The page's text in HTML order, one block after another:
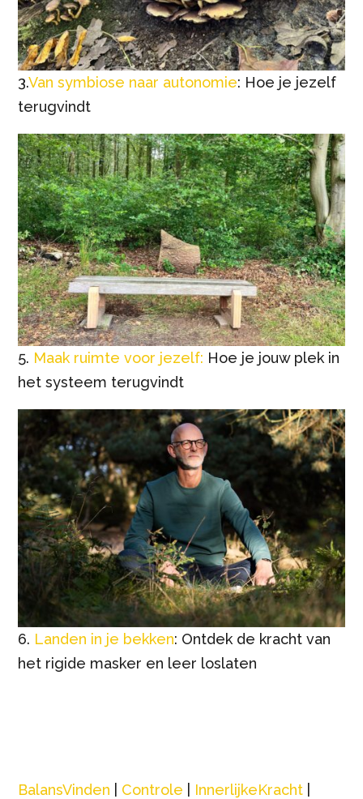
3.Van symbiose naar autonomie: Hoe je jezelf
terugvindt
5. Maak ruimte voor jezelf: Hoe je jouw plek in
het systeem terugvindt
6. Landen in je bekken: Ontdek de kracht van
het rigide masker en leer loslaten
BalansVinden Controle InnerlijkeKracht